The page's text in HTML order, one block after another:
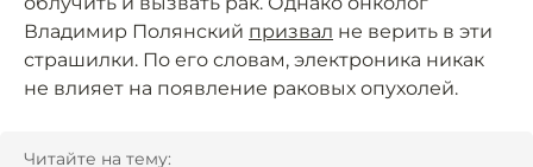
Владимир Полянский призвал не верить в эти
страшилки. По его словам, электроника никак
не влияет на появление раковых опухолей.
Читайте на тему: